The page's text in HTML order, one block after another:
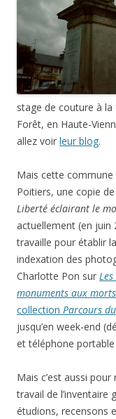
stage de couture à
Forêt, en Haute-
allez voir leur blog.
Mais cette commune
Poitiers, une copie
Liberté éclairant le
actuellement (en juin
travaille pour établir
indexation des
Charlotte Pon sur
monuments aux
collection Parcours
jusqu’en week-end
et téléphone portable
Mais c’est aussi
travail de l’inventaire
étudions, recensons